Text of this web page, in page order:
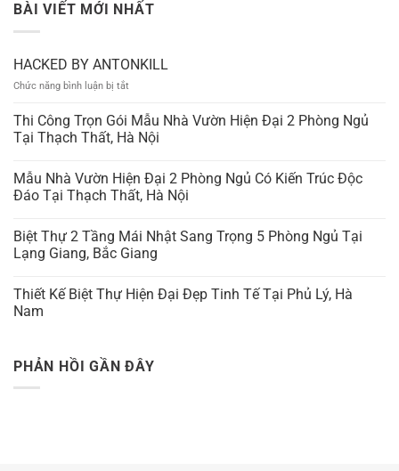
BÀI VIẾT MỚI NHẤT
HACKED BY ANTONKILL
Chức năng bình luận bị tắt
BY
ANTONKILL
Thi Công Trọn Gói Mẫu Nhà Vườn Hiện Đại 2 Phòng Ngủ
Tại Thạch Thất, Hà Nội
Mẫu Nhà Vườn Hiện Đại 2 Phòng Ngủ Có Kiến Trúc Độc
Đáo Tại Thạch Thất, Hà Nội
Biệt Thự 2 Tầng Mái Nhật Sang Trọng 5 Phòng Ngủ Tại
Lạng Giang, Bắc Giang
Thiết Kế Biệt Thự Hiện Đại Đẹp Tinh Tế Tại Phủ Lý, Hà
Nam
PHẢN HỒI GẦN ĐÂY